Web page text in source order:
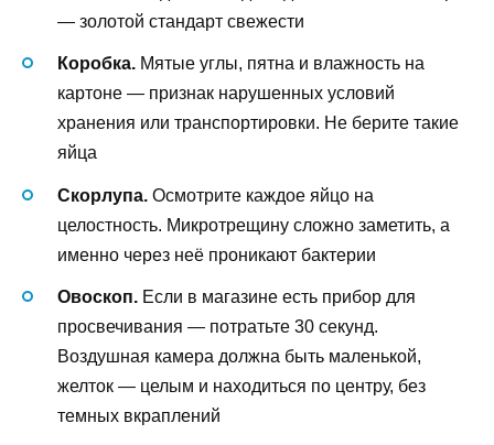
— золотой стандарт свежести
Коробка. Мятые углы, пятна и влажность на
картоне — признак нарушенных условий
хранения или транспортировки. Не берите такие
яйца
Скорлупа. Осмотрите каждое яйцо на
целостность. Микротрещину сложно заметить, а
именно через неё проникают бактерии
Овоскоп. Если в магазине есть прибор для
просвечивания — потратьте 30 секунд.
Воздушная камера должна быть маленькой,
желток — целым и находиться по центру, без
темных вкраплений